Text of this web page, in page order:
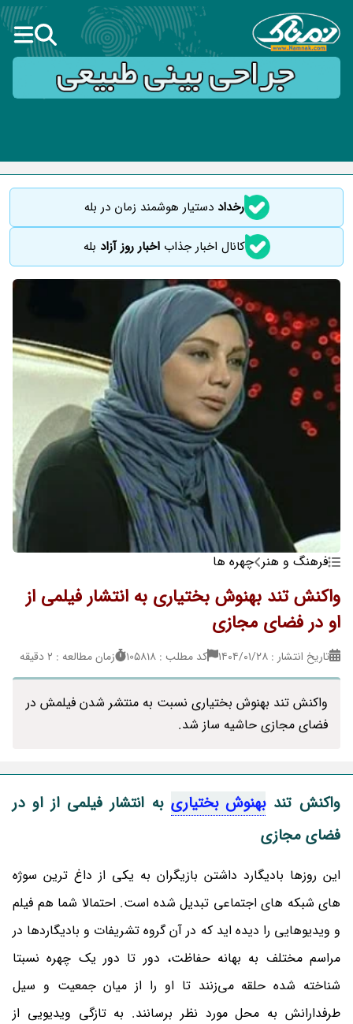
رخداددستیار هوشمند زمان در بله
کانال اخبار جذاباخبار روز آزاد بله
فرهنگ و هنر چهره ها
واکنش تند بهنوش بختیاری به انتشار فیلمی از
او در فضای مجازی
تاریخ انتشار : ۱۴۰۴/۰۱/۲۸ کد مطلب : 105818 زمان مطالعه : 2 دقیقه
واکنش تند بهنوش بختیاری نسبت به منتشر شدن فیلمش در
فضای مجازی حاشیه ساز شد.
واکنش تندبهنوش بختیاری به انتشار فیلمی از او در
فضای مجازی
این روزها بادیگارد داشتن بازیگران به یکی از داغ ترین سوژه
های شبکه های اجتماعی تبدیل شده است. احتمالا شما هم فیلم
و ویدیوهایی را دیده اید که در آن گروه تشریفات و بادیگاردها در
مراسم مختلف به بهانه حفاظت، دور تا دور یک چهره نسبتا
شناخته شده حلقه می‌زنند تا او را از میان جمعیت و سیل
طرفدارانش به محل مورد نظر برسانند. به تازگی ویدیویی از